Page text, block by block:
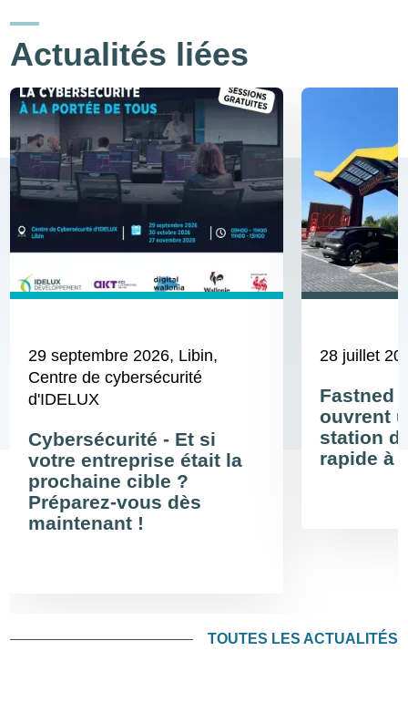
Actualités liées
29 septembre 2026, Libin,
Centre de cybersécurité
d'IDELUX
Cybersécurité - Et si
votre entreprise était la
prochaine cible ?
Préparez-vous dès
maintenant !
28 juillet
Fastned
ouvrent
station
rapide à
TOUTES LES ACTUALITÉS